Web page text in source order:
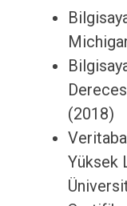
(2018)
Yüksek